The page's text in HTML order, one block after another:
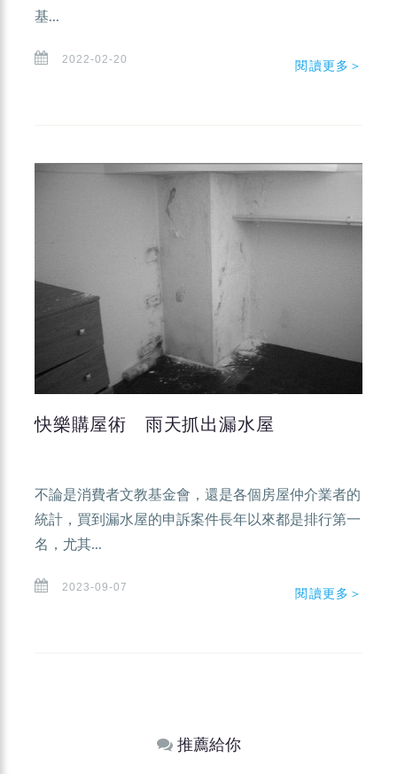
基...
2022-02-20 閱讀更多＞
快樂購屋術 雨天抓出漏水屋
不論是消費者文教基金會，還是各個房屋仲介業者的
統計，買到漏水屋的申訴案件長年以來都是排行第一
名，尤其...
2023-09-07 閱讀更多＞
推薦給你